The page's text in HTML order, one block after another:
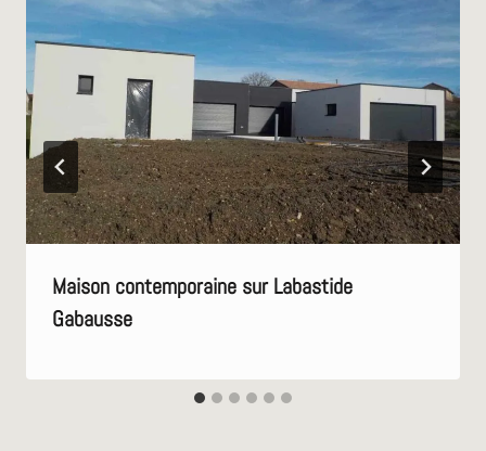
Maison contemporaine sur Labastide
Gabausse